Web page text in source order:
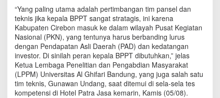
a
l
a
B
P
P
T
B
e
“Yang paling utama adalah pertimbangan tim pansel dan
teknis jika kepala BPPT sangat stratagis, ini karena
Kabupaten Cirebon masuk ke dalam wilayah Pusat Kegiatan
Nasional (PKN), yang tentunya harus berbanding lurus
dengan Pendapatan Asli Daerah (PAD) dan kedatangan
investor. Di sinilah peran kepala BPPT dibutuhkan,” jelas
Ketua Lembaga Penelitian dan Pengabdian Masyarakat
(LPPM) Universitas Al Ghifari Bandung, yang juga salah satu
tim teknis, Gunawan Undang, saat ditemui di sela-sela tes
kompetensi di Hotel Patra Jasa kemarin, Kamis (05/08).